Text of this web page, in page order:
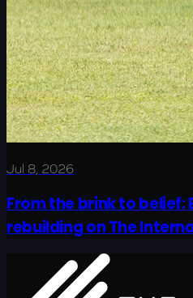
Jul 8, 2026
From the brink to belief:
rebuilding on The